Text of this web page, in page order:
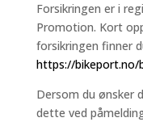
Forsikringen er i
Promotion. Kort
forsikringen finner
https://bikeport.no/
Dersom du ønsker
dette ved